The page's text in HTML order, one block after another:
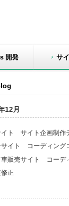
開発 サ
12月
イト サイト企画制作
サイト コーディング
車販売サイト コーデ
正